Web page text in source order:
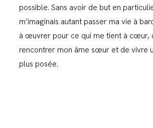
possible. Sans avoir de but en
m’imaginais autant passer ma vie à
à œuvrer pour ce qui me tient à cœur,
rencontrer mon âme sœur et de vivre
plus posée.